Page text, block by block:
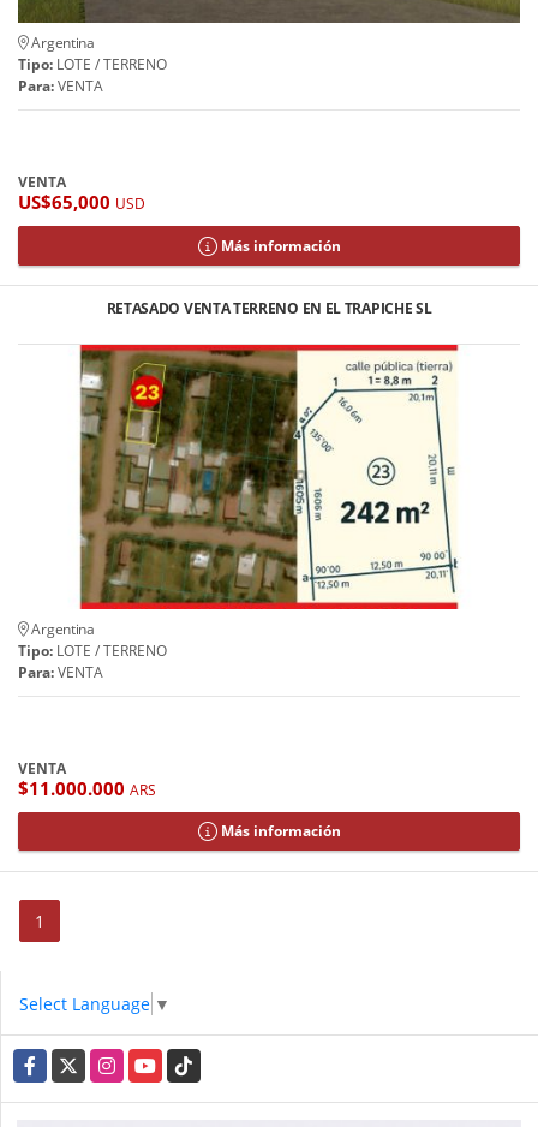
Argentina
Tipo: LOTE / TERRENO
Para:VENTA
VENTA
US$65,000 USD
Más información
RETASADO VENTA TERRENO EN EL TRAPICHE SL
Argentina
Tipo: LOTE / TERRENO
Para:VENTA
VENTA
$11.000.000 ARS
Más información
1
Select Language ▼
Facebook
X InstagramYouTubeTikTok